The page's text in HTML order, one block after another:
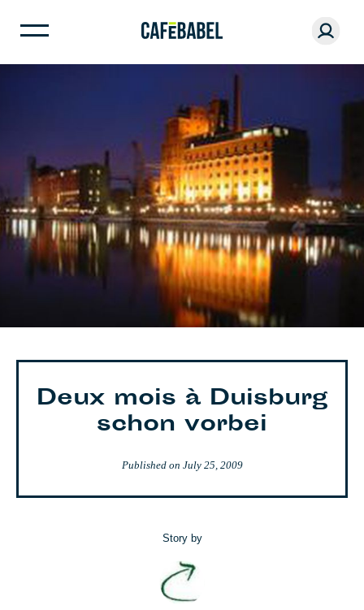
Deux mois à Duisburg
schon vorbei
Published on July 25, 2009
Story by